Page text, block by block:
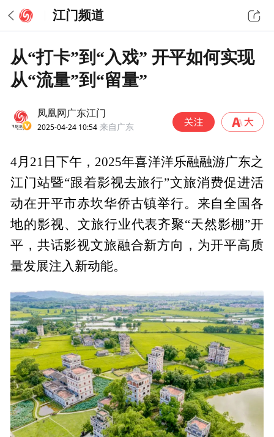
江门频道
从“打卡”到“入戏” 开平如何实现
从“流量”到“留量”
凤凰网广东江门
2025-04-24 10:54 来自广东
4月21日下午，2025年喜洋洋乐融融游广东之
江门站暨“跟着影视去旅行”文旅消费促进活
动在开平市赤坎华侨古镇举行。来自全国各
地的影视、文旅行业代表齐聚“天然影棚”开
平，共话影视文旅融合新方向，为开平高质
量发展注入新动能‌。